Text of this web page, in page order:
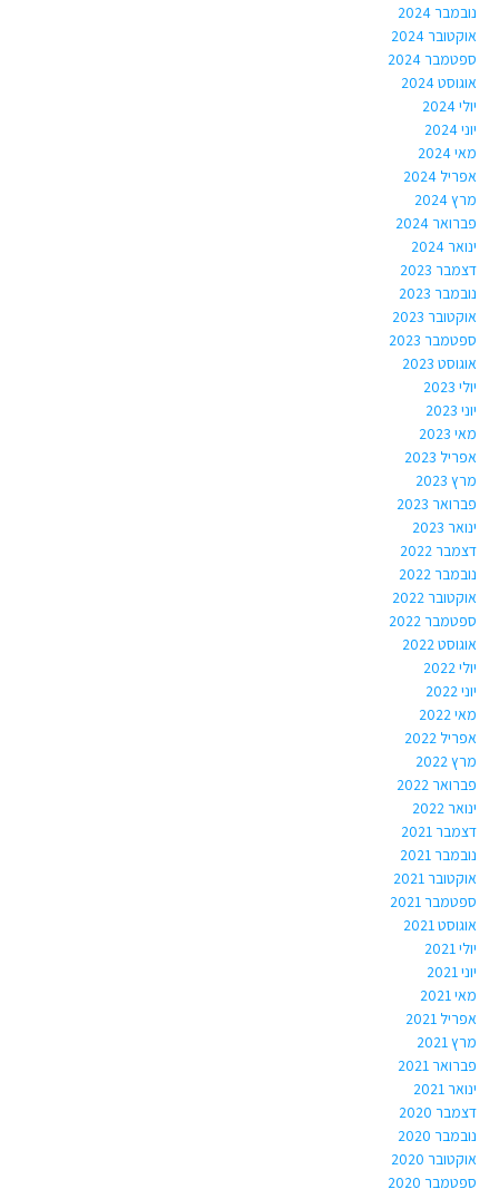
נובמבר 2024
אוקטובר 2024
ספטמבר 2024
אוגוסט 2024
יולי 2024
יוני 2024
מאי 2024
אפריל 2024
מרץ 2024
פברואר 2024
ינואר 2024
דצמבר 2023
נובמבר 2023
אוקטובר 2023
ספטמבר 2023
אוגוסט 2023
יולי 2023
יוני 2023
מאי 2023
אפריל 2023
מרץ 2023
פברואר 2023
ינואר 2023
דצמבר 2022
נובמבר 2022
אוקטובר 2022
ספטמבר 2022
אוגוסט 2022
יולי 2022
יוני 2022
מאי 2022
אפריל 2022
מרץ 2022
פברואר 2022
ינואר 2022
דצמבר 2021
נובמבר 2021
אוקטובר 2021
ספטמבר 2021
אוגוסט 2021
יולי 2021
יוני 2021
מאי 2021
אפריל 2021
מרץ 2021
פברואר 2021
ינואר 2021
דצמבר 2020
נובמבר 2020
אוקטובר 2020
ספטמבר 2020